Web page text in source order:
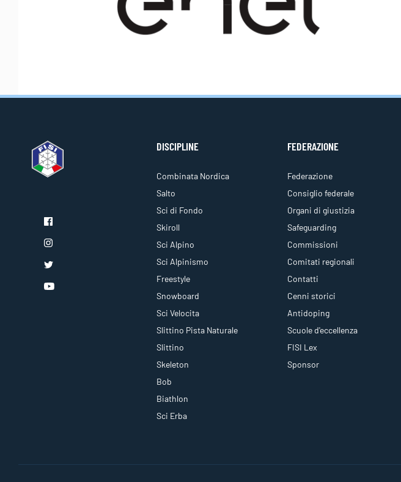
DISCIPLINE
Combinata Nordica
Salto
Sci di Fondo
Skiroll
Sci Alpino
Sci Alpinismo
Freestyle
Snowboard
Sci Velocita
Slittino Pista Naturale
Slittino
Skeleton
Bob
Biathlon
Sci Erba
FEDERAZIONE
Federazione
Consiglio federale
Organi di giustizia
Safeguarding
Commissioni
Comitati regionali
Contatti
Cenni storici
Antidoping
Scuole d'eccellenza
FISI Lex
Sponsor